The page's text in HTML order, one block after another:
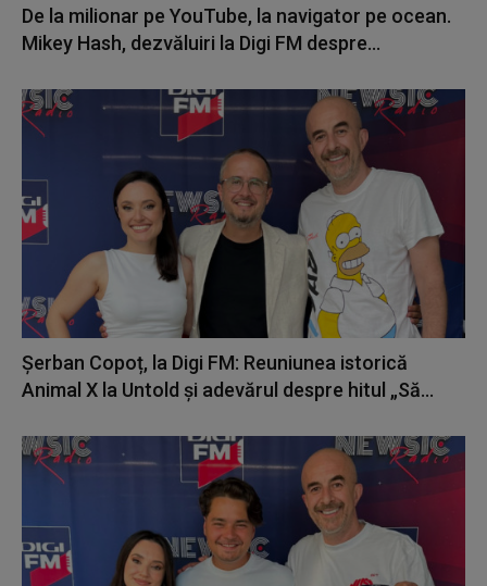
De la milionar pe YouTube, la navigator pe ocean.
Mikey Hash, dezvăluiri la Digi FM despre...
Șerban Copoț, la Digi FM: Reuniunea istorică
Animal X la Untold și adevărul despre hitul „Să...